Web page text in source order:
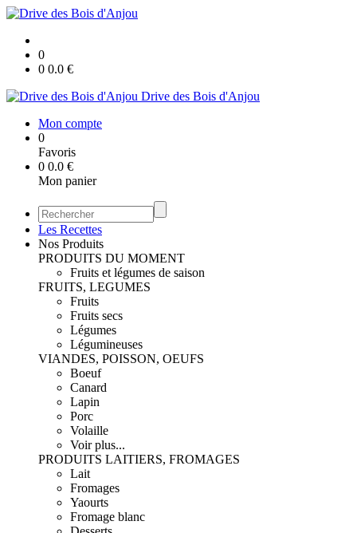
0
0 0.0 €
Drive des Bois d'Anjou
Mon compte
0
Favoris
0 0.0 €
Mon panier
Les Recettes
Nos Produits
PRODUITS DU MOMENT
Fruits et légumes de saison
FRUITS, LEGUMES
Fruits
Fruits secs
Légumes
Légumineuses
VIANDES, POISSON, OEUFS
Boeuf
Canard
Lapin
Porc
Volaille
Voir plus...
PRODUITS LAITIERS, FROMAGES
Lait
Fromages
Yaourts
Fromage blanc